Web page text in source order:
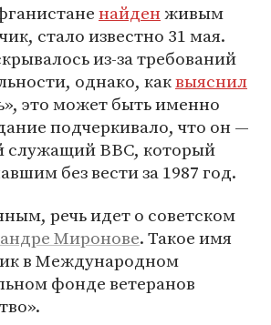
найденживым
стало известно 31 мая.
из-за требований
однако, каквыяснил
это может быть именно
подчеркивало, что он —
служащий ВВС, который
без вести за 1987 год.
речь идет о советском
Миронове. Такое имя
в Международном
фонде ветеранов